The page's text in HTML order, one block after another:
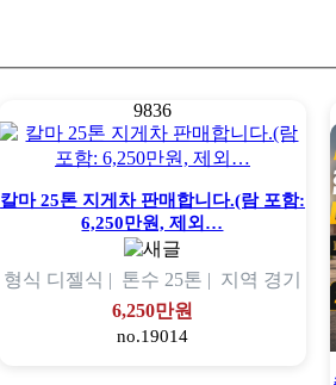
9836
칼마 25톤 지게차 판매합니다.(람 포함:
6,250만원, 제외…
형식 디젤식 | 톤수 25톤 | 지역 경기
6,250만원
no.19014